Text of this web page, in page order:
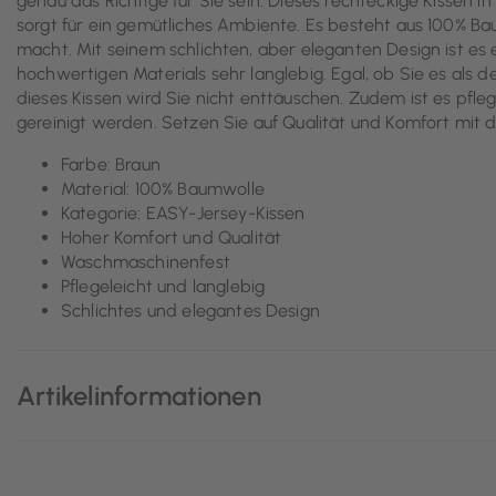
sorgt für ein gemütliches Ambiente. Es besteht aus 100%
macht. Mit seinem schlichten, aber eleganten Design ist
hochwertigen Materials sehr langlebig. Egal, ob Sie es als
dieses Kissen wird Sie nicht enttäuschen. Zudem ist es
gereinigt werden. Setzen Sie auf Qualität und Komfort mit
Farbe: Braun
Material: 100% Baumwolle
Kategorie: EASY-Jersey-Kissen
Hoher Komfort und Qualität
Waschmaschinenfest
Pflegeleicht und langlebig
Schlichtes und elegantes Design
Artikelinformationen